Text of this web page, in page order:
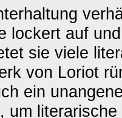
lockert auf
sie viele
von Loriot
ein
um